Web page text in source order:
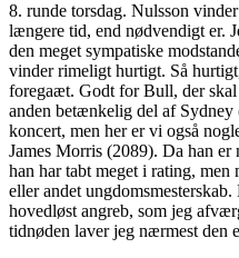
8. runde torsdag. Nulsson
længere tid, end nødvendigt er.
den meget sympatiske
vinder rimeligt hurtigt. Så
foregaæt. Godt for Bull, der
anden betænkelig del af
koncert, men her er vi også
James Morris (2089). Da han
han har tabt meget i rating,
eller andet
hovedløst angreb, som jeg
tidnøden laver jeg nærmest den